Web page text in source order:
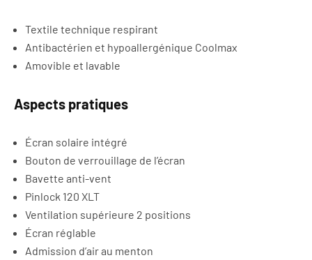
Textile technique respirant
Antibactérien et hypoallergénique Coolmax
Amovible et lavable
Aspects pratiques
Écran solaire intégré
Bouton de verrouillage de l’écran
Bavette anti-vent
Pinlock 120 XLT
Ventilation supérieure 2 positions
Écran réglable
Admission d’air au menton